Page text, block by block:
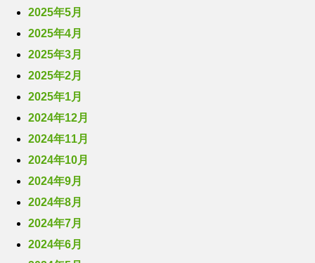
2025年5月
2025年4月
2025年3月
2025年2月
2025年1月
2024年12月
2024年11月
2024年10月
2024年9月
2024年8月
2024年7月
2024年6月